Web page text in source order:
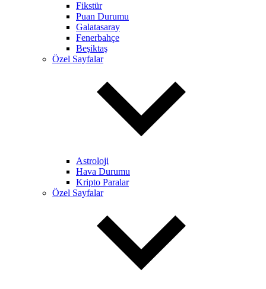
Fikstür
Puan Durumu
Galatasaray
Fenerbahçe
Beşiktaş
Özel Sayfalar
Astroloji
Hava Durumu
Kripto Paralar
Özel Sayfalar